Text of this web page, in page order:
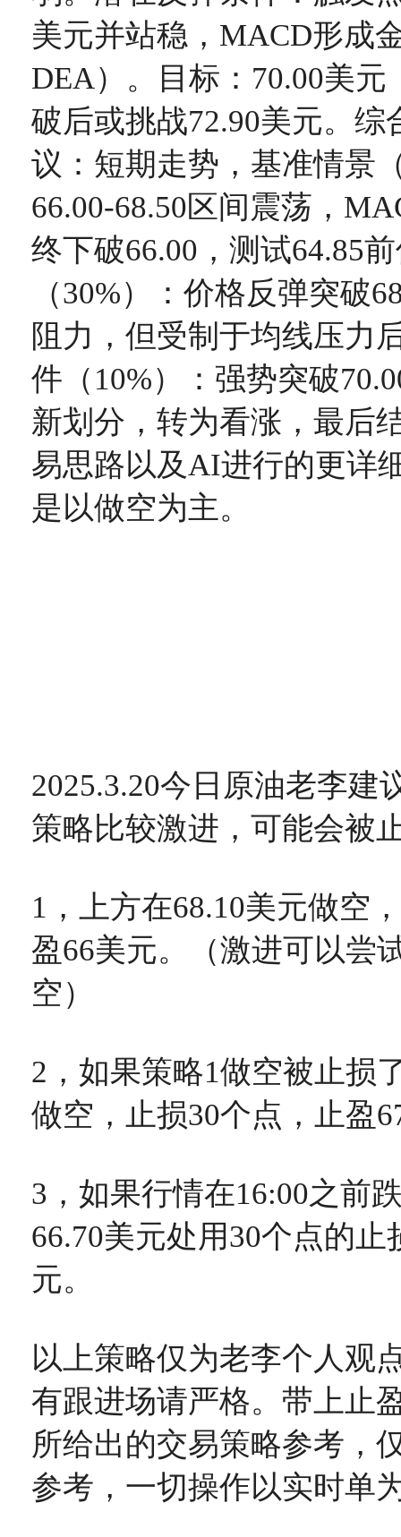
美元并站稳，MACD形成
DEA）。目标：70.00美元
破后或挑战72.90美元。综
议：短期走势，基准情景
66.00-68.50区间震荡，
终下破66.00，测试64.85
（30%）：价格反弹突破
阻力，但受制于均线压力
件（10%）：强势突破
新划分，转为看涨，最后
易思路以及AI进行的更详
是以做空为主。
2025.3.20今日原油老李建
策略比较激进，可能会被
1，上方在68.10美元做空
盈66美元。（激进可以尝
空）
2，如果策略1做空被止损
做空，止损30个点，止盈
3，如果行情在16:00之前
66.70美元处用30个点的止
元。
以上策略仅为老李个人观
有跟进场请严格。带上止
所给出的交易策略参考，
参考，一切操作以实时单